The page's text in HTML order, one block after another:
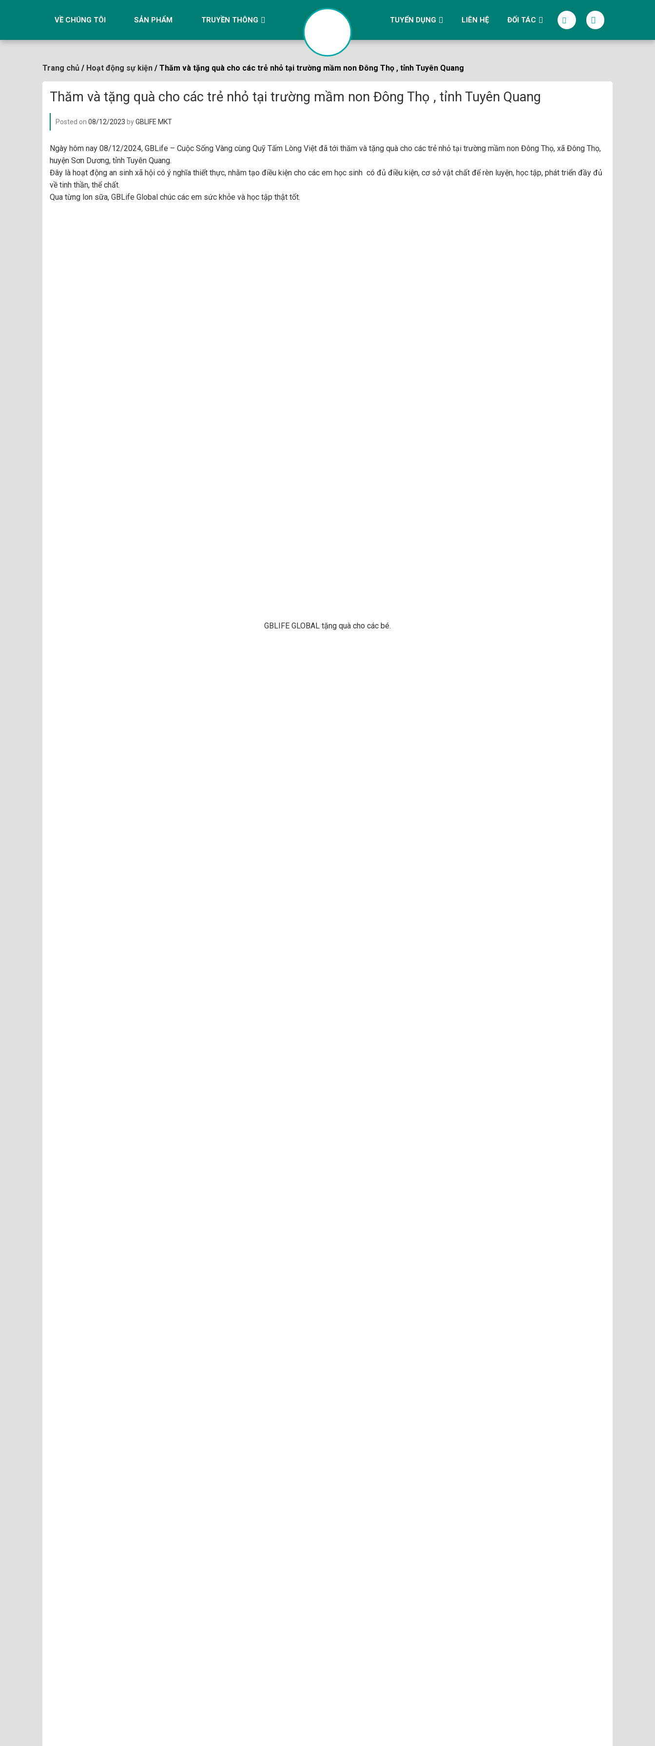
VỀ CHÚNG TÔI SẢN PHẨM TRUYỀN THÔNG TUYỂN DỤNG LIÊN HỆ ĐỐI TÁC
Trang chủ / Hoạt động sự kiện / Thăm và tặng quà cho các trẻ nhỏ tại trường mầm non Đông Thọ , tỉnh Tuyên Quang
Thăm và tặng quà cho các trẻ nhỏ tại trường mầm non Đông Thọ , tỉnh Tuyên Quang
Posted on 08/12/2023 byGBLIFE MKT
Ngày hôm nay 08/12/2024, GBLife – Cuộc Sống Vàng cùng Quỹ Tấm Lòng Việt đã tới thăm và tặng quà cho các trẻ nhỏ tại trường mầm non Đông Thọ, xã Đông Thọ,
huyện Sơn Dương, tỉnh Tuyên Quang.
Đây là hoạt động an sinh xã hội có ý nghĩa thiết thực, nhằm tạo điều kiện cho các em học sinh có đủ điều kiện, cơ sở vật chất để rèn luyện, học tập, phát triển đầy đủ
về tinh thần, thể chất.
Qua từng lon sữa, GBLife Global chúc các em sức khỏe và học tập thật tốt.
GBLIFE GLOBAL tặng quà cho các bé.